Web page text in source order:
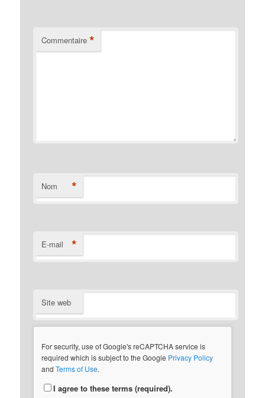
Commentaire *
Nom *
E-mail *
Site web
For security, use of Google's reCAPTCHA service is
required which is subject to the Google Privacy Policy
andTerms of Use.
I agree to these terms (required).